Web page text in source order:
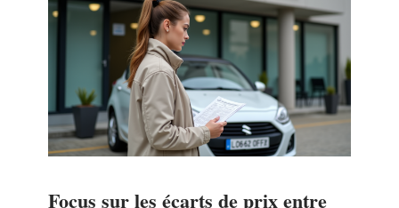
Focus sur les écarts de prix entre